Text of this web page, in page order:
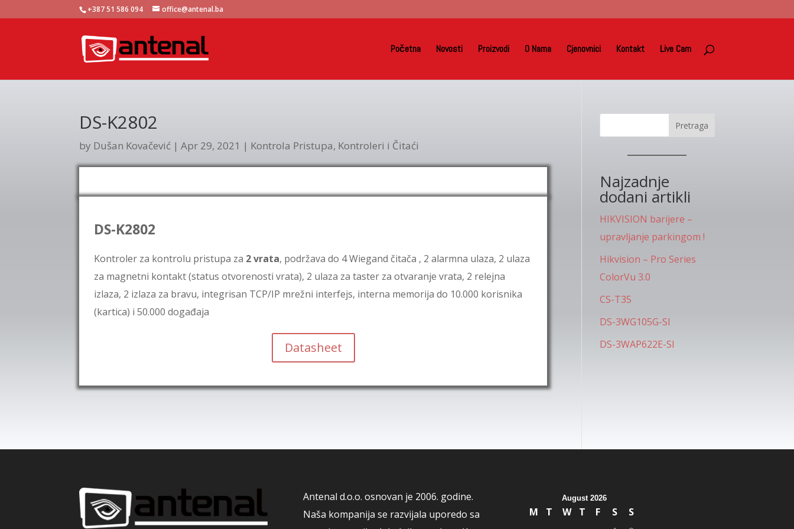
+387 51 586 094 office@antenal.ba
Početna Novosti Proizvodi O Nama Cjenovnici Kontakt Live Cam
DS-K2802
by Dušan Kovačević |Apr 29, 2021 | Kontrola Pristupa, Kontroleri i Čitaći
DS-K2802
Kontroler za kontrolu pristupa za 2 vrata, podržava do 4 Wiegand čitača , 2 alarmna ulaza, 2 ulaza
za magnetni kontakt (status otvorenosti vrata), 2 ulaza za taster za otvaranje vrata, 2 relejna
izlaza, 2 izlaza za bravu, integrisan TCP/IP mrežni interfejs, interna memorija do 10.000 korisnika
(kartica) i 50.000 događaja
Datasheet
Pretraga
Najzadnje
dodani artikli
HIKVISION barijere –
upravljanje parkingom !
Hikvision – Pro Series
ColorVu 3.0
CS-T35
DS-3WG105G-SI
DS-3WAP622E-SI
Antenal d.o.o. osnovan je 2006. godine.
Naša kompanija se razvijala uporedo sa
August 2026
M T W T F S
S